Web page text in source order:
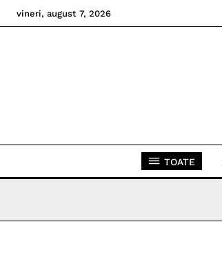
vineri, august 7, 2026
TOATE